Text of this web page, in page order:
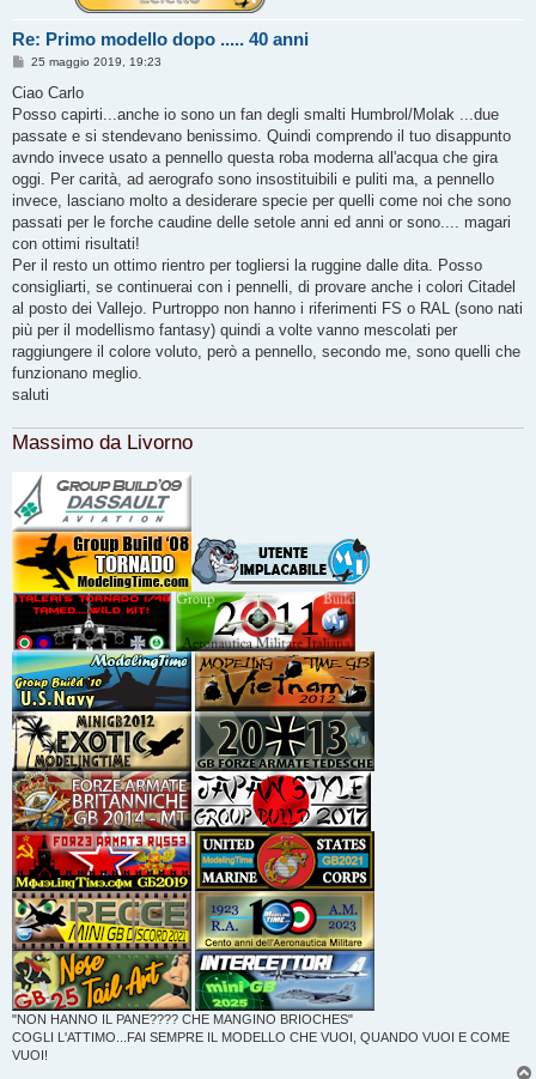
Re: Primo modello dopo ..... 40 anni
M
s
a
g
i
o
25 maggio 2019, 19:23
Ciao Carlo
Posso capirti...anche io sono un fan degli smalti Humbrol/Molak ...due
passate e si stendevano benissimo. Quindi comprendo il tuo disappunto
avndo invece usato a pennello questa roba moderna all'acqua che gira
oggi. Per carità, ad aerografo sono insostituibili e puliti ma, a pennello
invece, lasciano molto a desiderare specie per quelli come noi che sono
passati per le forche caudine delle setole anni ed anni or sono.... magari
con ottimi risultati!
Per il resto un ottimo rientro per togliersi la ruggine dalle dita. Posso
consigliarti, se continuerai con i pennelli, di provare anche i colori Citadel
al posto dei Vallejo. Purtroppo non hanno i riferimenti FS o RAL (sono nati
più per il modellismo fantasy) quindi a volte vanno mescolati per
raggiungere il colore voluto, però a pennello, secondo me, sono quelli che
funzionano meglio.
saluti
Massimo da Livorno
"NON HANNO IL PANE???? CHE MANGINO BRIOCHES"
COGLI L'ATTIMO...FAI SEMPRE IL MODELLO CHE VUOI, QUANDO VUOI E COME
VUOI!